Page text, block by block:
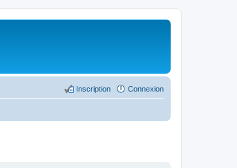
Connexion
Inscription